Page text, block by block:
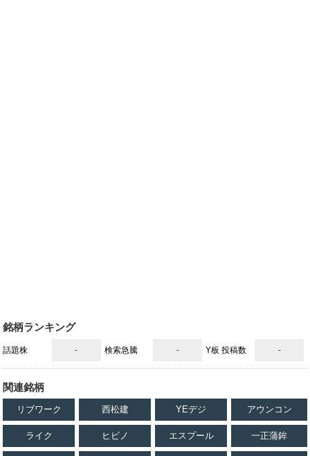
銘柄ランキング
話題株 - 検索急騰 - Y板 投稿数 -
関連銘柄
リブワーク 西松建 YEデジ アウンコン
ライク ヒビノ エスプール 一正蒲鉾